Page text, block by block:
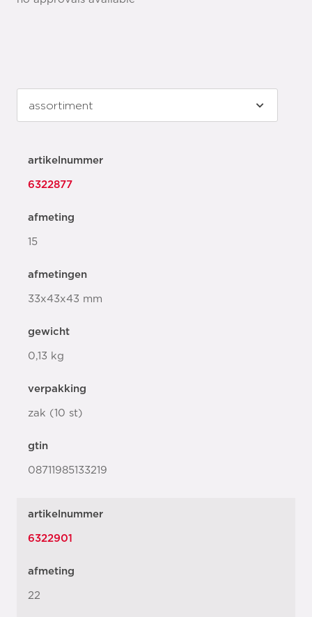
artikelnummer
6322877
afmeting
15
afmetingen
33x43x43 mm
gewicht
0,13 kg
verpakking
zak (10 st)
gtin
08711985133219
artikelnummer
6322901
afmeting
22